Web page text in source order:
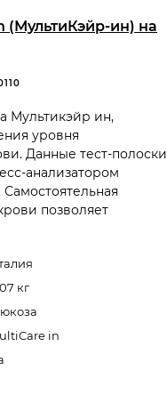
(МультиКэйр-ин) на
Мультикэйр ин,
уровня
Данные тест-полоски
анализатором
позволяет
кг
in